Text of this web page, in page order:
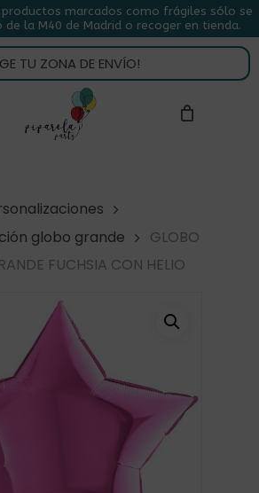
marcados como frágiles sólo se
la M40 de Madrid o recoger en tienda.
TU ZONA DE ENVÍO!
CLOSE
CART
globo grande
GLOBO
FUCHSIA CON HELIO